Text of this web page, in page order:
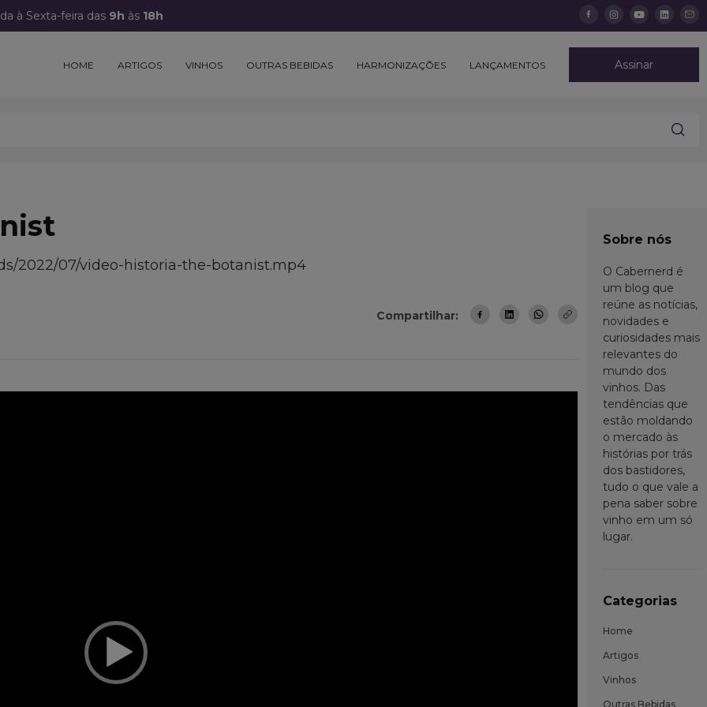
à Sexta-feira das 9h às 18h
HOME ARTIGOS VINHOS OUTRAS BEBIDAS HARMONIZAÇÕES LANÇAMENTOS Assinar
2022/07/video-historia-the-botanist.mp4
Compartilhar:
Sobre nós
O Cabernerd é
um blog que
reúne as notícias,
novidades e
curiosidades mais
relevantes do
mundo dos
vinhos. Das
tendências que
estão moldando
o mercado às
histórias por trás
dos bastidores,
tudo o que vale a
pena saber sobre
vinho em um só
lugar.
Categorias
Home
Artigos
Vinhos
Outras Bebidas